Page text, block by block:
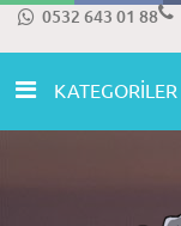
0532 643 01 88
KATEGORİLER